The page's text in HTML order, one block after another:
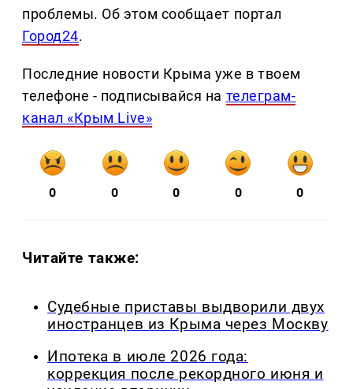
проблемы. Об этом сообщает портал
Город24.
Последние новости Крыма уже в твоем
телефоне - подписывайся на телеграм-
канал «Крым Live»
0 0 0 0 0
Читайте также:
Судебные приставы выдворили двух
иностранцев из Крыма через Москву
Ипотека в июле 2026 года:
коррекция после рекордного июня и